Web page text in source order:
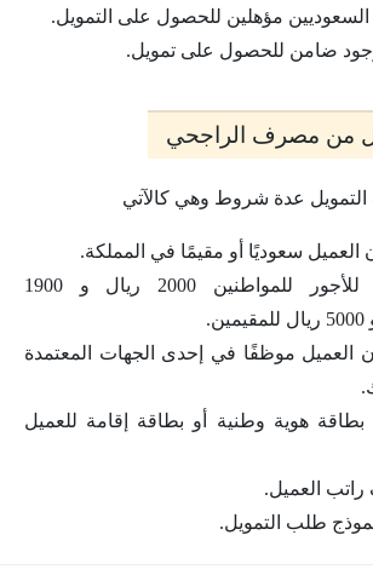
مؤهلين للحصول على التمويل.
ضامن للحصول على تمويل.
من مصرف الراجحي
عدة شروط وهي كالآتي
سعوديًا أو مقيمًا في المملكة.
الحد الأدنى للأجور للمواطنين 2000 ريال و 1900
العميل موظفًا في إحدى الجهات المعتمدة
هوية وطنية أو بطاقة إقامة للعميل
راتب العميل.
طلب التمويل.